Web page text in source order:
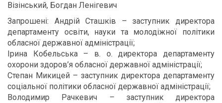
Візінський, Богдан Ленігевич
Запрошені: Андрій Сташків – заступник директора
департаменту освіти, науки та молодіжної політики
обласної державної адміністрації;
Ірина Кобельська – в. о. директора департаменту
охорони здоров’я обласної державної адміністрації;
Степан Микицей – заступник директора департаменту
соціальної політики обласної державної адміністрації;
Володимир Рачкевич – заступник директора